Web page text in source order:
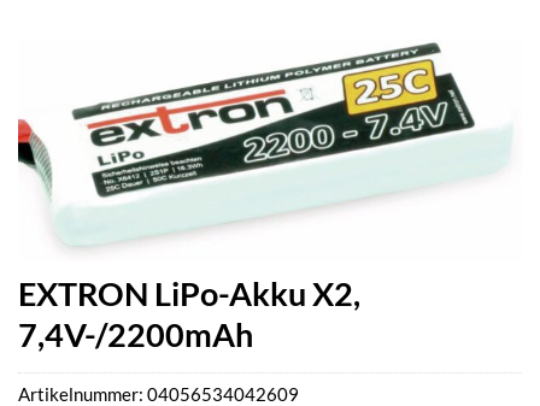
EXTRON LiPo-Akku X2,
7,4V-/2200mAh
Artikelnummer: 04056534042609